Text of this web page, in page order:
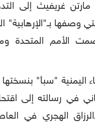
غريفيث إلى
وصفها بـ"الإرهابية"
الأمم المتحدة
اليمنية "سبأ"
في رسالته إلى
الهجري في